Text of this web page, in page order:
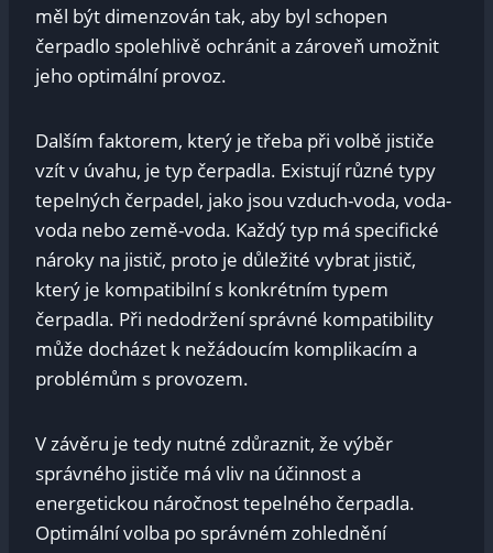
měl⁣ být dimenzován ‌tak, aby byl schopen
čerpadlo spolehlivě ⁤ochránit a ​zároveň ‍umožnit‍
jeho optimální ⁤provoz.
Dalším faktorem, který je třeba při volbě jističe
vzít v​ úvahu, je ‍typ čerpadla. ⁤Existují různé typy
tepelných čerpadel, ⁣jako jsou‌ vzduch-voda, voda-
voda ​nebo země-voda. ⁤Každý typ má ⁣specifické
⁤nároky‌ na jistič,⁤ proto je důležité vybrat‍ jistič, ​
který je kompatibilní s konkrétním typem
čerpadla.⁤ Při nedodržení‌ správné kompatibility
může docházet k ​nežádoucím ​komplikacím‌ a
problémům s provozem.
V závěru ⁣je tedy nutné zdůraznit, že výběr
‍správného‍ jističe má‍ vliv⁢ na​ účinnost⁢ a
energetickou‌ náročnost tepelného čerpadla.
Optimální volba ‍po správném zohlednění